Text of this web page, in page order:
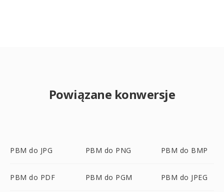
Powiązane konwersje
PBM do JPG PBM do PNG PBM do BMP
PBM do PDF PBM do PGM PBM do JPEG